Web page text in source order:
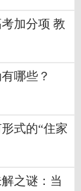
加分项 教
哪些？
式的“住家
之谜：当